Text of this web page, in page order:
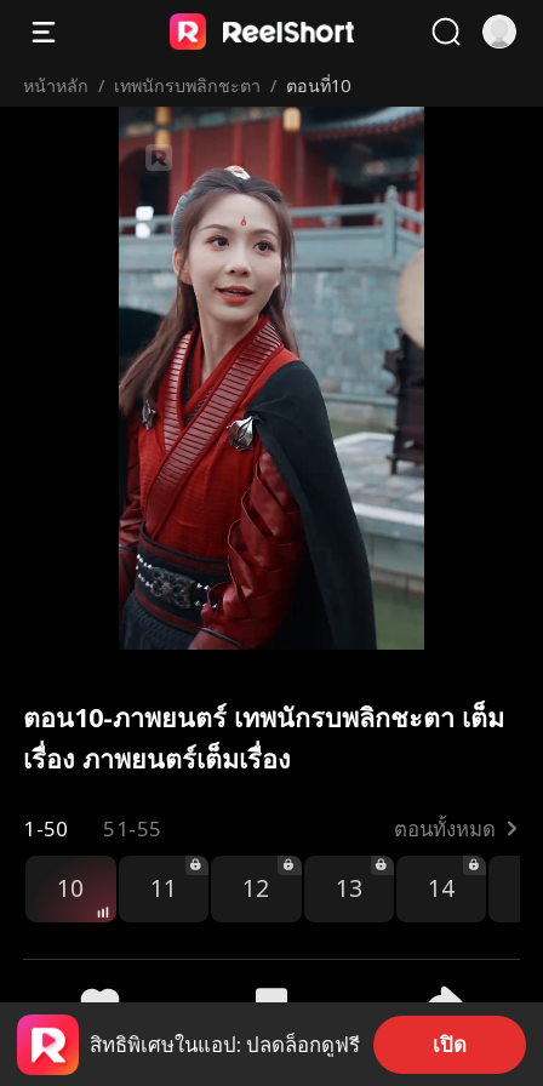
หน้าหลัก / เทพนักรบพลิกชะตา / ตอนที่10
ตอน10-ภาพยนตร์ เทพนักรบพลิกชะตา เต็ม
เรื่อง ภาพยนตร์เต็มเรื่อง
1-50 51-55 ตอนทั้งหมด
10 11 12 13 14
377 29.3k แชร์
สิทธิพิเศษในแอป: ปลดล็อกดูฟรี เปิด